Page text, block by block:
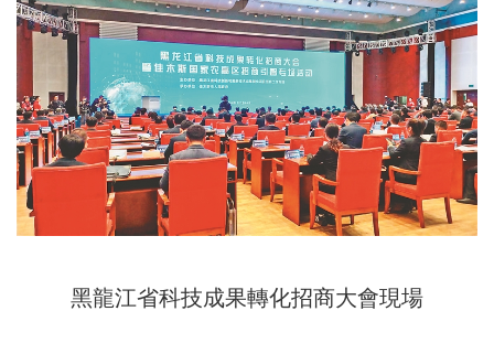
黑龍江省科技成果轉化招商大會現場